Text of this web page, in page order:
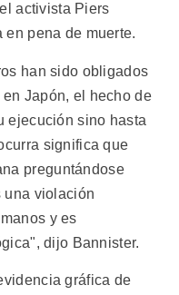
activista Piers
en pena de muerte.
han sido obligados
Japón, el hecho de
ejecución sino hasta
significa que
preguntándose
una violación
y es
dijo Bannister.
gráfica de